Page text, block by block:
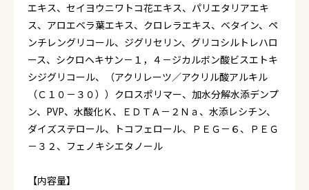
エキス、セイヨウニワトコ花エキス、パリエタリアエキ
ス、アロエベラ葉エキス、クロレラエキス、ベタイン、ペ
ンチレングリコール、ジグリセリン、グリコシルトレハロ
ース、シクロヘキサン－１，４－ジカルボン酸ビスエトキ
シジグリコール、（アクリレーツ／アクリル酸アルキル
（Ｃ１０－３０））クロスポリマー、加水分解水添デンプ
ン、PVP、水酸化Ｋ、ＥＤＴＡ－２Ｎａ、水添レシチン、
ダイズステロール、トコフェロール、ＰＥＧ－６、ＰＥＧ
－３２、フェノキシエタノール
【内容量】